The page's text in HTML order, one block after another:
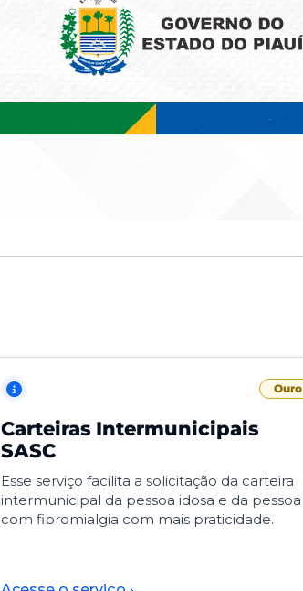
Ouro
Carteiras Intermunicipais
SASC
Esse serviço facilita a solicitação da carteira
intermunicipal da pessoa idosa e da pessoa
com fibromialgia com mais praticidade.